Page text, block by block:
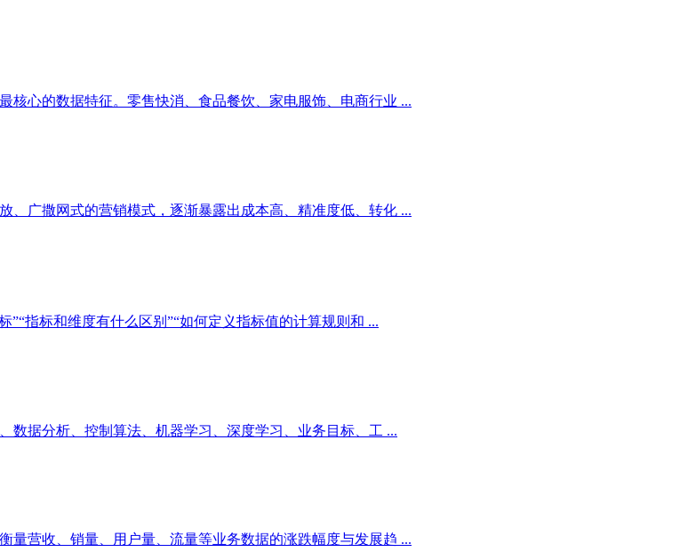
心的数据特征。零售快消、食品餐饮、家电服饰、电商行业 ...
广撒网式的营销模式，逐渐暴露出成本高、精准度低、转化 ...
指标和维度有什么区别”“如何定义指标值的计算规则和 ...
数据分析、控制算法、机器学习、深度学习、业务目标、工 ...
营收、销量、用户量、流量等业务数据的涨跌幅度与发展趋 ...